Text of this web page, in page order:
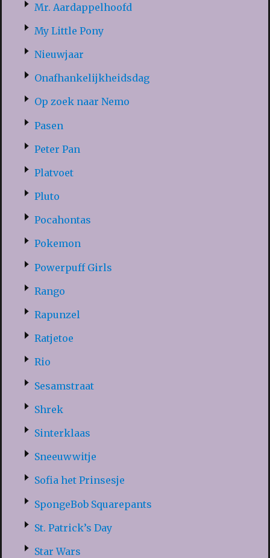
Mr. Aardappelhoofd
My Little Pony
Nieuwjaar
Onafhankelijkheidsdag
Op zoek naar Nemo
Pasen
Peter Pan
Platvoet
Pluto
Pocahontas
Pokemon
Powerpuff Girls
Rango
Rapunzel
Ratjetoe
Rio
Sesamstraat
Shrek
Sinterklaas
Sneeuwwitje
Sofia het Prinsesje
SpongeBob Squarepants
St. Patrick’s Day
Star Wars